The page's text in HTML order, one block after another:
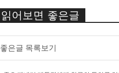
읽어보면 좋은글
좋은글 목록보기